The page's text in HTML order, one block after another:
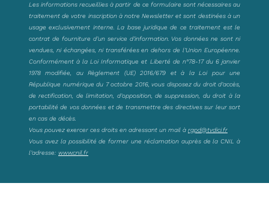
Les informations recueillies à partir de ce formulaire sont nécessaires au
traitement de votre inscription à notre Newsletter et sont destinées à un
usage exclusivement interne. La base juridique de ce traitement est le
contrat de fourniture d’un service d’information. Vos données ne sont ni
vendues, ni échangées, ni transférées en dehors de l’Union Européenne.
Conformément à la Loi Informatique et Liberté de n°78-17 du 6 janvier
1978 modifiée, au Règlement (UE) 2016/679 et à la Loi pour une
République numérique du 7 octobre 2016, vous disposez du droit d’accès,
de rectification, de limitation, d’opposition, de suppression, du droit à la
portabilité de vos données et de transmettre des directives sur leur sort
en cas de décès.
Vous pouvez exercer ces droits en adressant un mail à rgpd@tvdici.fr
Vous avez la possibilité de former une réclamation auprès de la CNIL à
l’adresse: www.cnil.fr